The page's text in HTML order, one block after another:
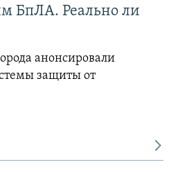
БпЛА. Реально ли
анонсировали
защиты от